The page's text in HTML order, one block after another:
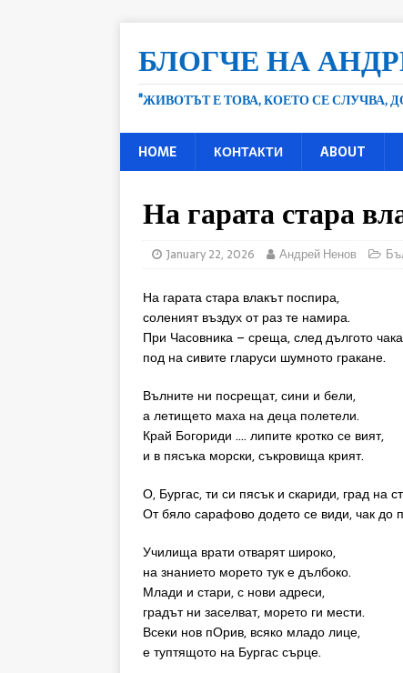
БЛОГЧЕ НА
"ЖИВОТЪТ Е ТОВА, КОЕТО СЕ СЛУЧВА,
HOME КОНТАКТИ ABOUT
На гарата стара
January 22, 2026 Андрей Ненов
На гарата стара влакът поспира,
соленият въздух от раз те намира.
При Часовника – среща, след дългото
под на сивите гларуси шумното гракане.
Вълните ни посрещат, сини и бели,
а летището маха на деца полетели.
Край Богориди …. липите кротко се вият,
и в пясъка морски, съкровища крият.
О, Бургас, ти си пясък и скариди, град на
От бяло сарафово додето се види, чак
Училища врати отварят широко,
на знанието морето тук е дълбоко.
Млади и стари, с нови адреси,
градът ни заселват, морето ги мести.
Всеки нов пОрив, всяко младо лице,
е туптящото на Бургас сърце.